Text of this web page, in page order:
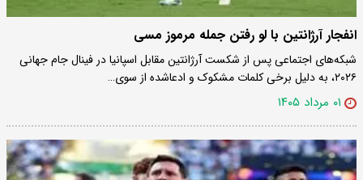
انفجار آرژانتین با لو رفتن جمله مرموز مسی
شبکه‌های اجتماعی پس از شکست آرژانتین مقابل اسپانیا در فینال جام جهانی
۲۰۲۶، به دلیل برخی کلمات مشکوک و ادعاشده از سوی…
۰۱ مرداد ۱۴۰۵